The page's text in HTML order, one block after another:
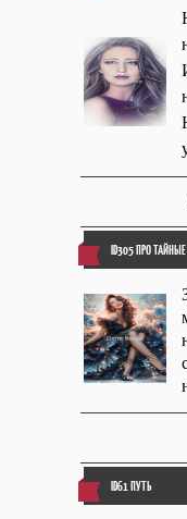
ID305 ПРО
ID61 ПУТЬ